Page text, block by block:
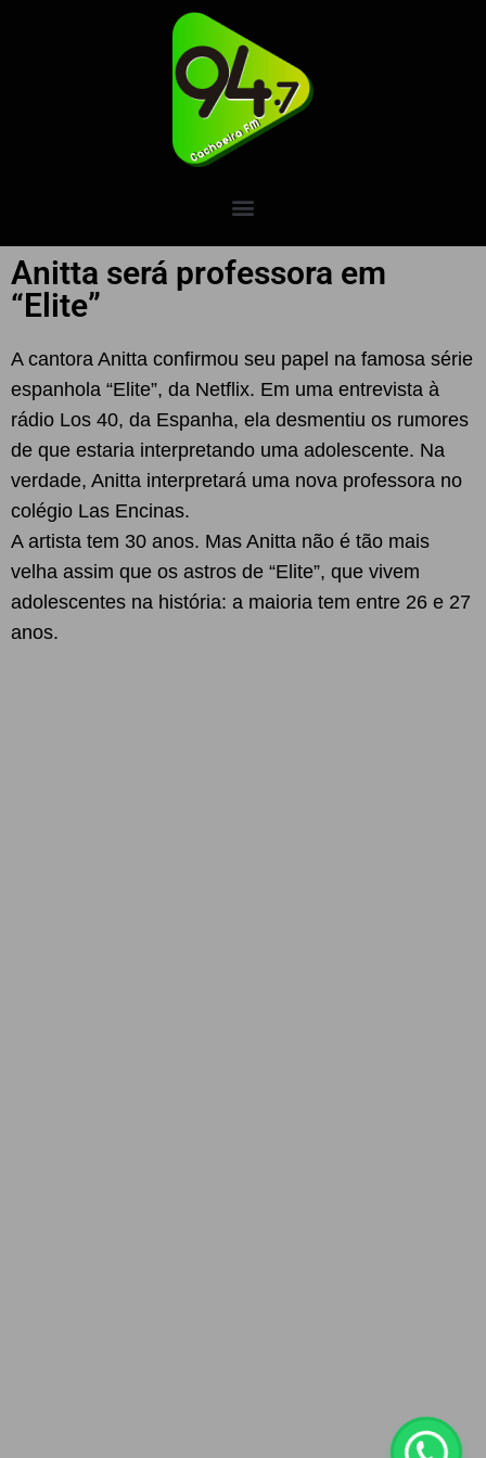
Anitta será professora em
“Elite”
A cantora Anitta confirmou seu papel na famosa série
espanhola “Elite”, da Netflix. Em uma entrevista à
rádio Los 40, da Espanha, ela desmentiu os rumores
de que estaria interpretando uma adolescente. Na
verdade, Anitta interpretará uma nova professora no
colégio Las Encinas.
A artista tem 30 anos. Mas Anitta não é tão mais
velha assim que os astros de “Elite”, que vivem
adolescentes na história: a maioria tem entre 26 e 27
anos.